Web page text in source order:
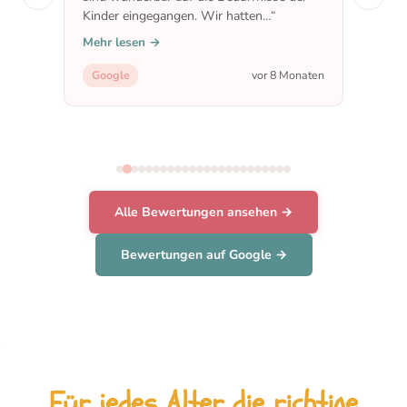
Kinder eingegangen. Wir hatten…“
Mehr lesen →
Google vor 8 Monaten
Alle Bewertungen ansehen →
Bewertungen auf Google →